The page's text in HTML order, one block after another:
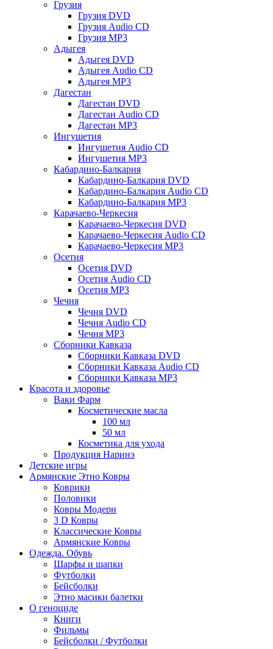
Грузия
Грузия DVD
Грузия Audio CD
Грузия MP3
Адыгея
Адыгея DVD
Адыгея Audio CD
Адыгея MP3
Дагестан
Дагестан DVD
Дагестан Audio CD
Дагестан MP3
Ингушетия
Ингушетия Audio CD
Ингушетия MP3
Кабардино-Балкария
Кабардино-Балкария DVD
Кабардино-Балкария Audio CD
Кабардино-Балкария MP3
Карачаево-Черкесия
Карачаево-Черкесия DVD
Карачаево-Черкесия Audio CD
Карачаево-Черкесия MP3
Осетия
Осетия DVD
Осетия Audio CD
Осетия MP3
Чечня
Чечня DVD
Чечня Audio CD
Чечня MP3
Сборники Кавказа
Сборники Кавказа DVD
Сборники Кавказа Audio CD
Сборники Кавказа MP3
Красота и здоровье
Ваки Фарм
Косметические масла
100 мл
50 мл
Косметика для ухода
Продукция Наринэ
Детские игры
Армянские Этно Ковры
Коврики
Половики
Ковры Модерн
3 D Ковры
Классические Ковры
Армянские Ковры
Одежда. Обувь
Шарфы и шапки
Футболки
Бейсболки
Этно масики балетки
О геноциде
Книги
Фильмы
Бейсболки / Футболки